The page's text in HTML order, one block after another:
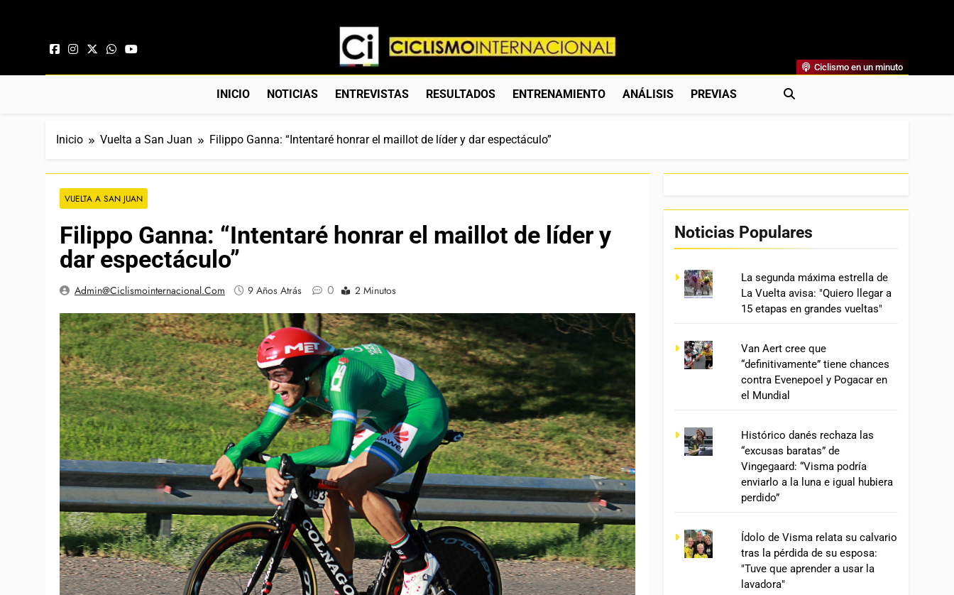
Ciclismo Internacional
Web Dedicada Al Ciclismo Mundial. Entrevistas, Análisis, Crónicas, Previas Y Más. La Web Ciclista De Referencia.
Ciclismo en un minuto
INICIO NOTICIAS ENTREVISTAS RESULTADOS ENTRENAMIENTO ANÁLISIS PREVIAS
Inicio Vuelta a San Juan Filippo Ganna: “Intentaré honrar el maillot de líder y dar espectáculo”
VUELTA A SAN JUAN
Filippo Ganna: “Intentaré honrar el maillot de líder y
dar espectáculo”
Admin@ciclismointernacional.com 9 Años Atrás 0 2 Minutos
Noticias Populares
La segunda máxima estrella de
La Vuelta avisa: "Quiero llegar a
15 etapas en grandes vueltas"
Van Aert cree que
“definitivamente” tiene chances
contra Evenepoel y Pogacar en
el Mundial
Histórico danés rechaza las
“excusas baratas” de
Vingegaard: “Visma podría
enviarlo a la luna e igual hubiera
perdido”
Ídolo de Visma relata su calvario
tras la pérdida de su esposa:
"Tuve que aprender a usar la
lavadora"